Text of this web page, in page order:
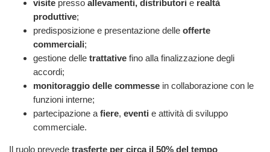
visite presso allevamenti, distributori e realtà
produttive;
predisposizione e presentazione delle offerte
commerciali;
gestione delle trattative fino alla finalizzazione degli
accordi;
monitoraggio delle commesse in collaborazione con le
funzioni interne;
partecipazione a fiere, eventi e attività di sviluppo
commerciale.
Il ruolo prevede trasferte per circa il 50% del tempo